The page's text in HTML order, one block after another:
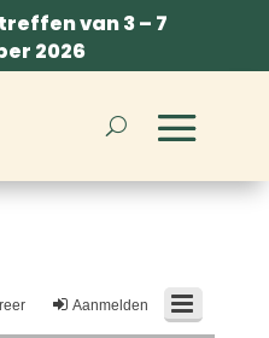
van 3 – 7
2026